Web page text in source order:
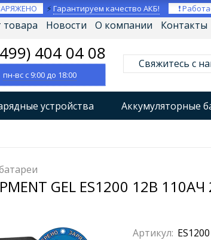
⚡Гарантируем качество АКБ! ❗
товара Новости О компании Контакты
404 04 08
пн-вс с 9:00 до 18:00
Свяжитесь с
устройства Аккумуляторные
(ИБП)
GEL ES1200 12В
Артикул: ES1200